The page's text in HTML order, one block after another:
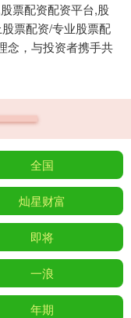
票配资配资平台,股
票配资/专业股票配
念，与投资者携手共
全国
灿星财富
即将
一浪
年期